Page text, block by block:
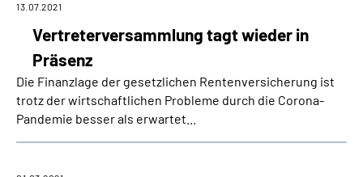
Vertreterversammlung tagt wieder in
Präsenz
13.07.2021
Die Finanzlage der gesetzlichen Rentenversicherung ist
trotz der wirtschaftlichen Probleme durch die Corona-
Pandemie besser als erwartet...